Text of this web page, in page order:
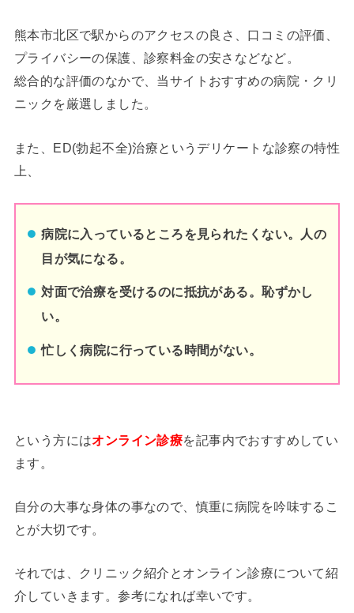
熊本市北区で駅からのアクセスの良さ、口コミの評価、
プライバシーの保護、診察料金の安さなどなど。
総合的な評価のなかで、当サイトおすすめの病院・クリ
ニックを厳選しました。
また、ED(勃起不全)治療というデリケートな診察の特性
上、
病院に入っているところを見られたくない。人の
目が気になる。
対面で治療を受けるのに抵抗がある。恥ずかし
い。
忙しく病院に行っている時間がない。
という方にはオンライン診療を記事内でおすすめしてい
ます。
自分の大事な身体の事なので、慎重に病院を吟味するこ
とが大切です。
それでは、クリニック紹介とオンライン診療について紹
介していきます。参考になれば幸いです。